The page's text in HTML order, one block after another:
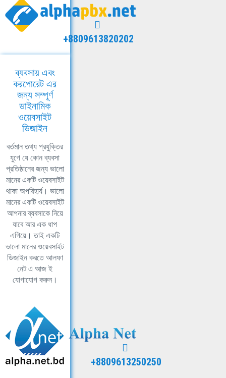
+8809613820202
ব্যবসায় এবং
করপোরেট এর
জন্য সম্পূর্ণ
ডাইনামিক
ওয়েবসাইট
ডিজাইন
বর্তমান তথ্য প্রযুক্তির
যুগে যে কোন ব্যবসা
প্রতিষ্ঠানের জন্য ভালো
মানের একটি ওয়েবসাইট
থাকা অপরিহার্য। ভালো
মানের একটি ওয়েবসাইট
আপনার ব্যবসাকে নিয়ে
যাবে আর এক ধাপ
এগিয়ে। তাই একটি
ভালো মানের ওয়েবসাইট
ডিজাইন করতে আলফা
নেট এ আজ ই
যোগাযোগ করুন।
+8809613250250